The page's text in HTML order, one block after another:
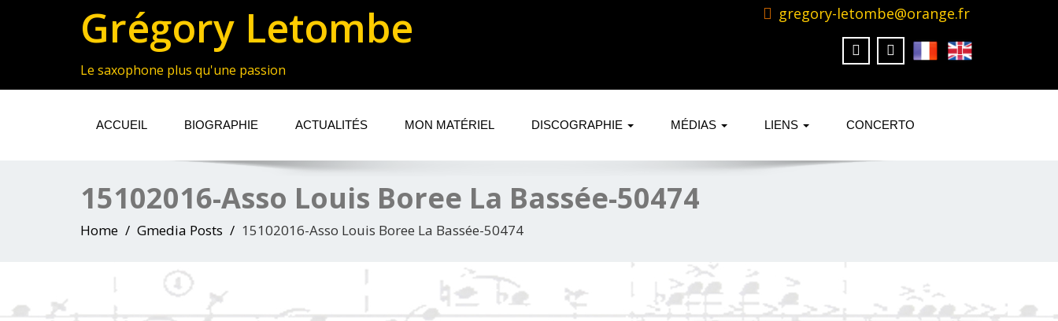
Grégory Letombe
Le saxophone plus qu'une passion
gregory-letombe@orange.fr
ACCUEIL BIOGRAPHIE ACTUALITÉS MON MATÉRIEL DISCOGRAPHIE MÉDIAS LIENS CONCERTO
15102016-Asso Louis Boree La Bassée-50474
Home Gmedia Posts 15102016-Asso Louis Boree La Bassée-50474